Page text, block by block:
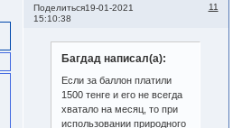
Поделиться 11
19-01-2021
15:10:38
Багдад написал(а):
Если за баллон платили
1500 тенге и его не всегда
хватало на месяц, то при
использовании природного